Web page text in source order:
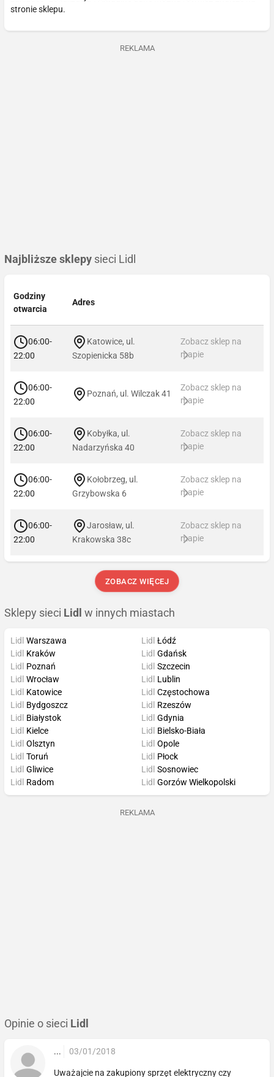
stronie sklepu.
REKLAMA
Najbliższe sklepy sieci Lidl
Godziny
otwarcia
Adres
06:00-
22:00
Katowice, ul.
Szopienicka 58b
Zobacz sklep na
mapie
06:00-
22:00
Poznań, ul. Wilczak 41
Zobacz sklep na
mapie
06:00-
22:00
Kobyłka, ul.
Nadarzyńska 40
Zobacz sklep na
mapie
06:00-
22:00
Kołobrzeg, ul.
Grzybowska 6
Zobacz sklep na
mapie
06:00-
22:00
Jarosław, ul.
Krakowska 38c
Zobacz sklep na
mapie
ZOBACZ WIĘCEJ
Sklepy sieci Lidl w innych miastach
Lidl Warszawa
Lidl
Kraków
Lidl
Poznań
Lidl Wrocław
Lidl Łódź
Lidl Gdańsk
Lidl Szczecin
Lidl
Lublin
Lidl
Katowice
Lidl
Bydgoszcz
Lidl
Białystok
Lidl
Kielce
Lidl Częstochowa
Lidl
Rzeszów
Lidl Gdynia
Lidl
Bielsko-Biała
Lidl Olsztyn
Lidl Toruń
Lidl Gliwice
Lidl
Radom
Lidl Opole
Lidl
Płock
Lidl Sosnowiec
Lidl Gorzów Wielkopolski
REKLAMA
Opinie o sieci Lidl
... 03/01/2018
Uważajcie na zakupiony sprzęt elektryczny czy